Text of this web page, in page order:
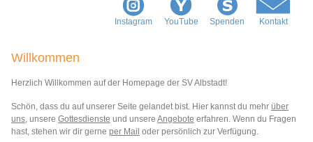
Instagram YouTube Spenden Kontakt
Willkommen
Herzlich Willkommen auf der Homepage der SV Albstadt!
Schön, dass du auf unserer Seite gelandet bist. Hier kannst du mehr über
uns, unsere Gottesdienste und unsere Angebote erfahren. Wenn du Fragen
hast, stehen wir dir gerne per Mail oder persönlich zur Verfügung.